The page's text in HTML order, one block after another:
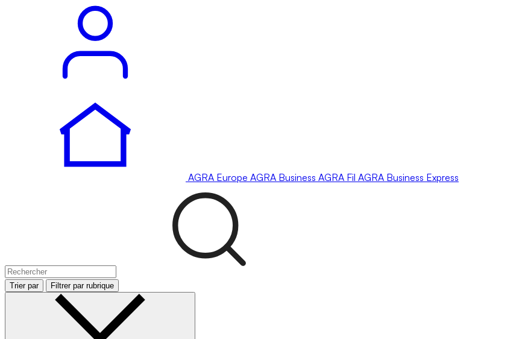
AGRA Europe AGRA Business AGRA Fil AGRA Business Express
Trier par Filtrer par rubrique